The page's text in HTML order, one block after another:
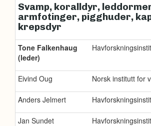
Svamp, koralldyr,
armfotinger, pigghuder,
krepsdyr
Tone Falkenhaug
(leder)
Eivind Oug Norsk institutt for
Anders Jelmert
Jan Sundet